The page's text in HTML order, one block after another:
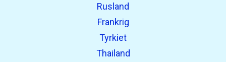
Rusland
Frankrig
Tyrkiet
Thailand